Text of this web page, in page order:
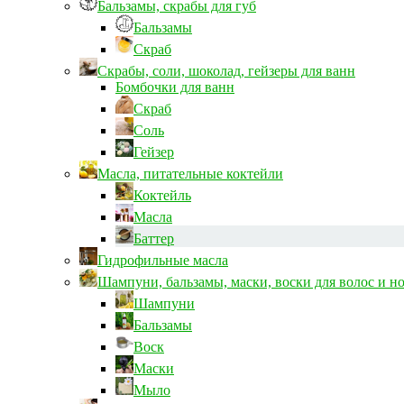
Бальзамы, скрабы для губ
Бальзамы
Скраб
Скрабы, соли, шоколад, гейзеры для ванн
Бомбочки для ванн
Скраб
Соль
Гейзер
Масла, питательные коктейли
Коктейль
Масла
Баттер
Гидрофильные масла
Шампуни, бальзамы, маски, воски для волос и
Шампуни
Бальзамы
Воск
Маски
Мыло